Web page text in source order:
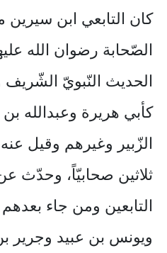
كان التابعي ابن سيرين
الصّحابة رضوان الله
الحديث النّبويّ
كأبي هريرة وعبدالله
الزّبير وغيرهم وقيل
ثلاثين صحابيّاً، وحدّث
التابعين ومن جاء
ويونس بن عبيد وجرير